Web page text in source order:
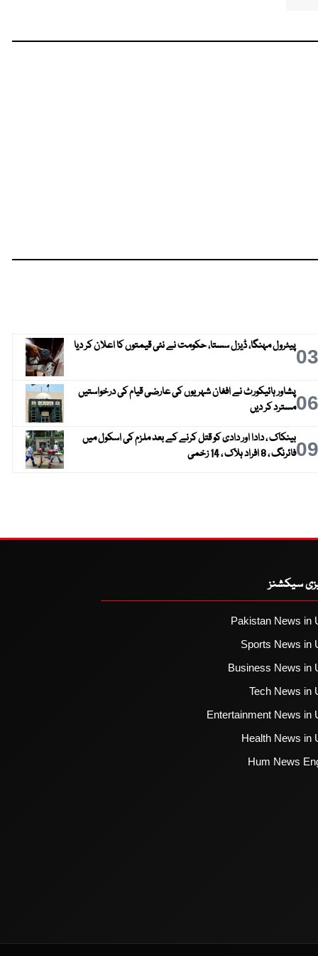
03پیٹرول مہنگا، ڈیزل سستا، حکومت نے نئی قیمتوں کا اعلان کر دیا
06پشاور ہائیکورٹ نے افغان شہریوں کی عارضی قیام کی درخواستیں
مسترد کر دیں
09بینکاک ، دادا اور دادی کو قتل کرنے کے بعد ملزم کی اسکول میں
فائرنگ ، 8 افراد ہلاک ، 14 زخمی
سیکشنز
Pakistan News in
Sports News in
Business News in
Tech News in
Entertainment News in
Health News in
Hum News